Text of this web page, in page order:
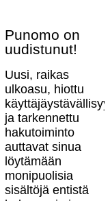
Punomo on
uudistunut!
Uusi, raikas
ulkoasu, hiottu
ja tarkennettu
hakutoiminto
auttavat sinua
löytämään
monipuolisia
sisältöjä entistä